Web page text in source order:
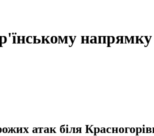
напрямку
атак біля